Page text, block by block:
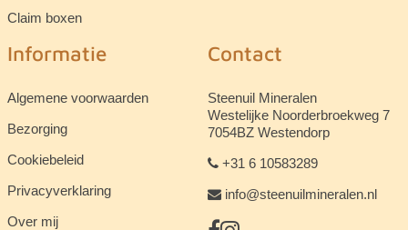
Claim boxen
Informatie
Algemene voorwaarden
Bezorging
Cookiebeleid
Privacyverklaring
Over mij
Contact
Steenuil Mineralen
Westelijke Noorderbroekweg 7
7054BZ Westendorp
+31 6 10583289
info@steenuilmineralen.nl